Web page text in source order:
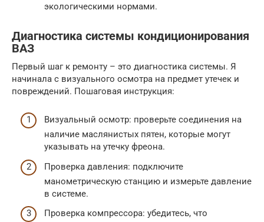
экологическими нормами.
Диагностика системы кондиционирования
ВАЗ
Первый шаг к ремонту – это диагностика системы. Я
начинала с визуального осмотра на предмет утечек и
повреждений. Пошаговая инструкция:
Визуальный осмотр: проверьте соединения на
наличие маслянистых пятен, которые могут
указывать на утечку фреона.
Проверка давления: подключите
манометрическую станцию и измерьте давление
в системе.
Проверка компрессора: убедитесь, что